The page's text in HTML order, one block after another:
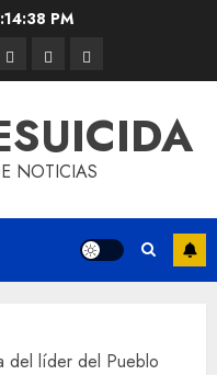
PM
NOTICIAS
del líder del Pueblo